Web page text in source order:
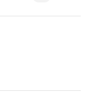
4xG9 1
15xE14 3